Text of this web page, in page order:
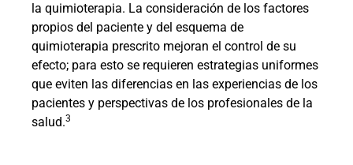
la quimioterapia. La consideración de los factores
propios del paciente y del esquema de
quimioterapia prescrito mejoran el control de su
efecto; para esto se requieren estrategias uniformes
que eviten las diferencias en las experiencias de los
pacientes y perspectivas de los profesionales de la
salud.3